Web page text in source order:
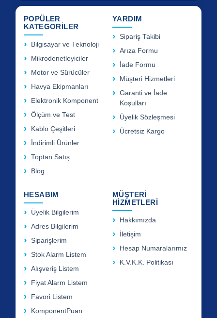
POPÜLER
KATEGORİLER
Bilgisayar ve Teknoloji
Mikrodenetleyiciler
Motor ve Sürücüler
Havya Ekipmanları
Elektronik Komponent
Ölçüm ve Test
Kablo Çeşitleri
İndirimli Ürünler
Toptan Satış
Blog
YARDIM
Sipariş Takibi
Arıza Formu
İade Formu
Müşteri Hizmetleri
Garanti ve İade
Koşulları
Üyelik Sözleşmesi
Ücretsiz Kargo
HESABIM
Üyelik Bilgilerim
Adres Bilgilerim
Siparişlerim
Stok Alarm Listem
Alışveriş Listem
Fiyat Alarm Listem
Favori Listem
KomponentPuan
MÜŞTERİ
HİZMETLERİ
Hakkımızda
İletişim
Hesap Numaralarımız
K.V.K.K. Politikası